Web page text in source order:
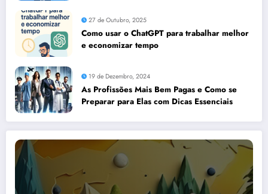
27 de Outubro, 2025
Como usar o ChatGPT para trabalhar melhor
e economizar tempo
19 de Dezembro, 2024
As Profissões Mais Bem Pagas e Como se
Preparar para Elas com Dicas Essenciais